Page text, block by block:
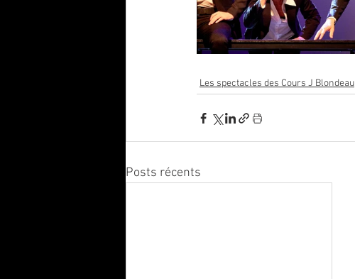
Les spectacles des Cours J Blondeau
Posts récents